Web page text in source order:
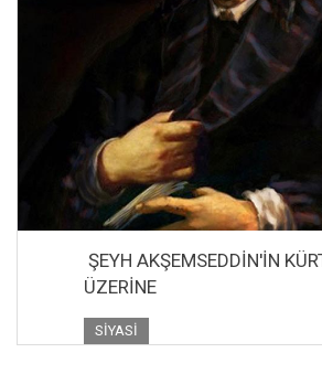
ŞEYH AKŞEMSEDDİN'İN
ÜZERİNE
SIYASI